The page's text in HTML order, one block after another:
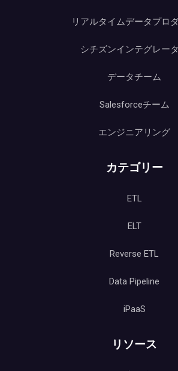
リアルタイムデータプロ
シチズンインテグレー
データチーム
Salesforceチーム
エンジニアリング
カテゴリー
ETL
ELT
Reverse ETL
Data Pipeline
iPaaS
リソース